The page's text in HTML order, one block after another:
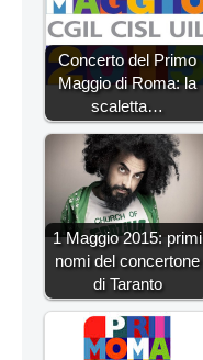
Concerto del Primo
Maggio di Roma: la
scaletta…
1 Maggio 2015: primi
nomi del concertone
di Taranto